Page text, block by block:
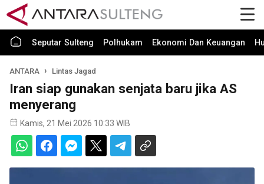
Seputar Sulteng Polhukam Ekonomi Dan Keuangan
ANTARA Lintas Jagad
Iran siap gunakan senjata baru jika AS
menyerang
Kamis, 21 Mei 2026 10:33 WIB